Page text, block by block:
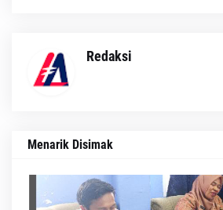
Redaksi
Menarik Disimak